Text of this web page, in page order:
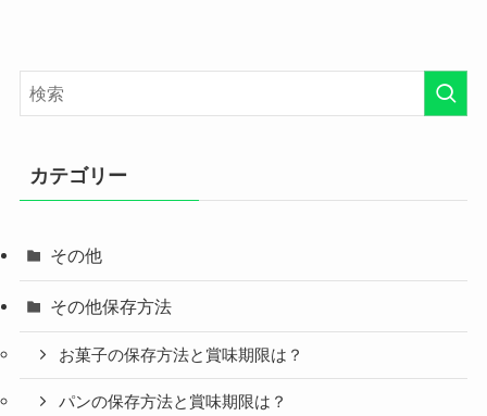
カテゴリー
その他
その他保存方法
お菓子の保存方法と賞味期限は？
パンの保存方法と賞味期限は？